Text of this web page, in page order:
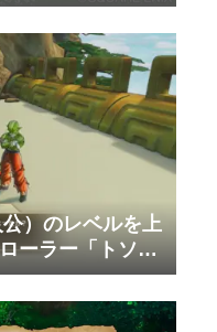
）のレベルを上
ーラー「トソッ
やTPメダルの枚
ス2】